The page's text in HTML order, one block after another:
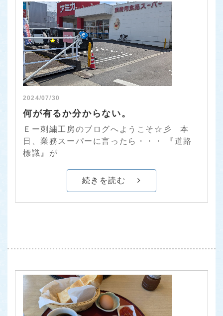
2024/07/30
何が有るか分からない。
Ｅー刺繍工房のブログへようこそ☆彡 本
日、業務スーパーに言ったら・・・ 『道路
標識』が
続きを読む